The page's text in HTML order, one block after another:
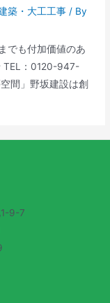
築・大工工事 / By
でも付加価値のあ
TEL：0120-947-
間」野坂建設は創
9-7